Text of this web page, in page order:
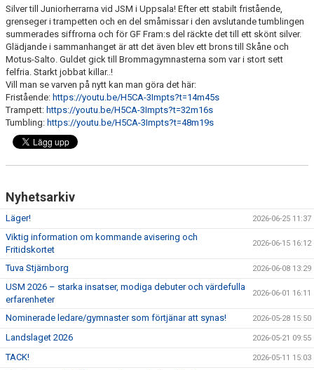
Silver till Juniorherrarna vid JSM i Uppsala! Efter ett stabilt fristående,
grenseger i trampetten och en del småmissar i den avslutande tumblingen
summerades siffrorna och för GF Fram:s del räckte det till ett skönt silver.
Glädjande i sammanhanget är att det även blev ett brons till Skåne och
Motus-Salto. Guldet gick till Brommagymnasterna som var i stort sett
felfria. Starkt jobbat killar..!
Vill man se varven på nytt kan man göra det här:
Fristående: https://youtu.be/H5CA-3Impts?t=14m45s
Trampett: https://youtu.be/H5CA-3Impts?t=32m16s
Tumbling: https://youtu.be/H5CA-3Impts?t=48m19s
Nyhetsarkiv
Läger! 2026-06-25 11:37
Viktig information om kommande avisering och
Fritidskortet
2026-06-15 16:12
Tuva Stjärnborg 2026-06-08 13:29
USM 2026 – starka insatser, modiga debuter och värdefulla
erfarenheter
2026-06-01 16:11
Nominerade ledare/gymnaster som förtjänar att synas! 2026-05-28 15:50
Landslaget 2026 2026-05-21 09:55
TACK! 2026-05-11 15:03